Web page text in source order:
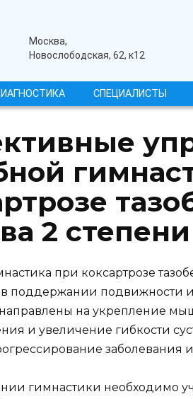
центрМосква,
Новослободская, 62, к12
СПЕЦИАЛИСТЫ
2 степени
при коксартрозе
поддержании подвижности
на укрепление
и увеличение гибкости
заболевания
гимнастики необходимо